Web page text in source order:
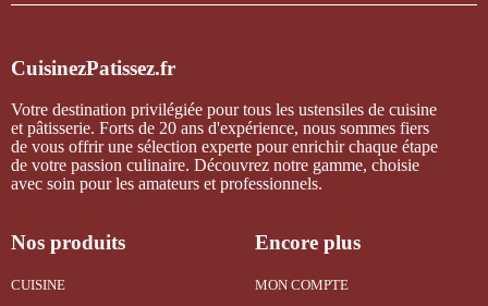
CuisinezPatissez.fr
Votre destination privilégiée pour tous les ustensiles de cuisine
et pâtisserie. Forts de 20 ans d'expérience, nous sommes fiers
de vous offrir une sélection experte pour enrichir chaque étape
de votre passion culinaire. Découvrez notre gamme, choisie
avec soin pour les amateurs et professionnels.
Nos produits
CUISINE
Encore plus
MON COMPTE